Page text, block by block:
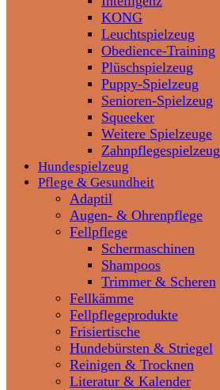
KONG
Leuchtspielzeug
Obedience-Training
Plüschspielzeug
Puppy-Spielzeug
Senioren-Spielzeug
Squeeker
Weitere Spielzeuge
Zahnpflegespielzeug
Hundespielzeug
Pflege & Gesundheit
Adaptil
Augen- & Ohrenpflege
Fellpflege
Schermaschinen
Shampoos
Trimmer & Scheren
Fellkämme
Fellpflegeprodukte
Frisiertische
Hundebürsten & Striegel
Reinigen & Trocknen
Literatur & Kalender